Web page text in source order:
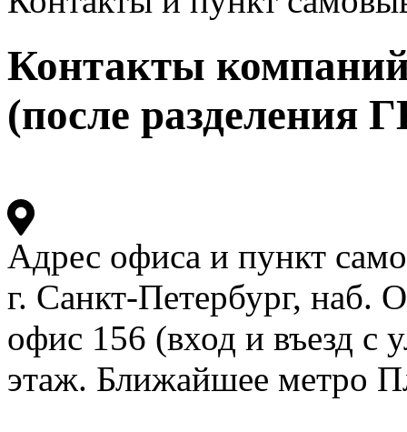
Контакты
(после
Адрес офиса и пункт
г. Санкт-Петербург, наб.
офис 156 (вход и въезд с
этаж. Ближайшее метро